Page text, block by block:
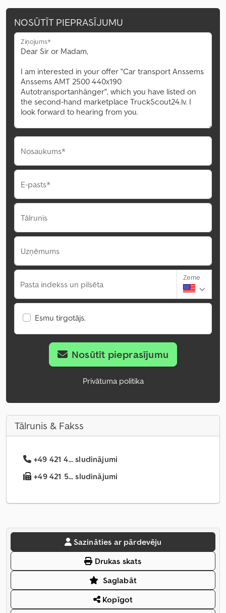
NOSŪTĪT PIEPRASĪJUMU
Ziņojums*
Nosaukums*
E-pasts*
Tālrunis
Uzņēmums
Pasta indekss un pilsēta
Zeme
Esmu tirgotājs.
Nosūtīt pieprasījumu
Privātuma politika
Tālrunis & Fakss
+49 421 4... sludinājumi
+49 421 5... sludinājumi
Sazināties ar pārdevēju
Drukas skats
Saglabāt
Kopīgot